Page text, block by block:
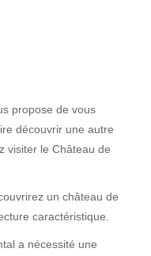
propose de vous
découvrir une autre
visiter le Château de
un château de
caractéristique.
a nécessité une